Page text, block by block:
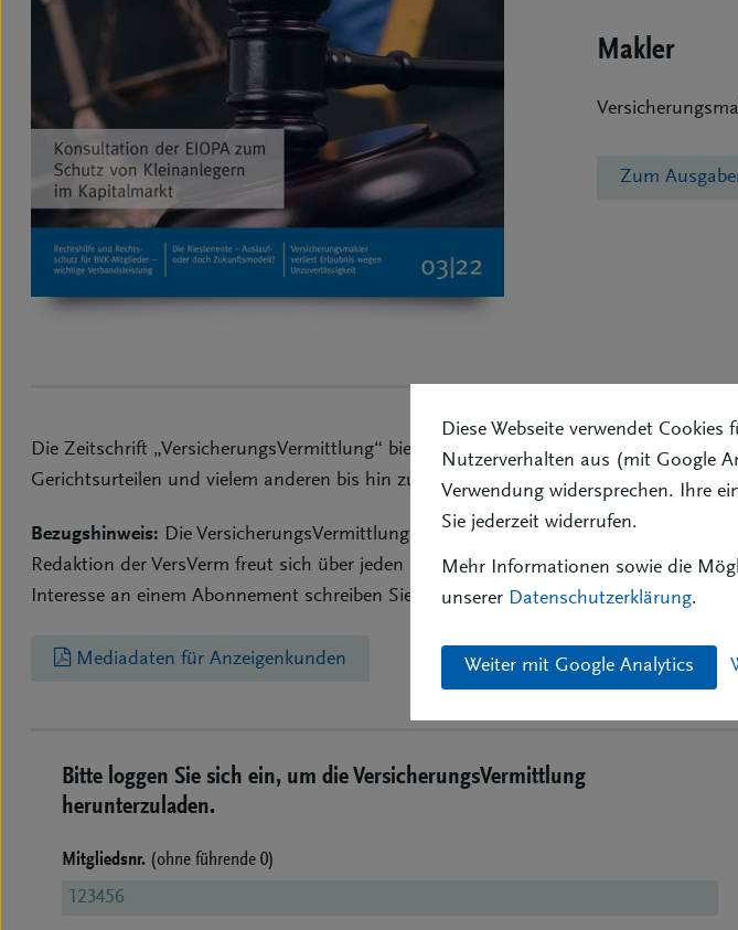
Diese Webseite verwendet
Nutzerverhalten aus (mit Google
Verwendung widersprechen. Ihre
Sie jederzeit widerrufen.
Mehr Informationen sowie die
unserer Datenschutzerklärung.
Weiter mit Google Analytics
Makler
Zum
Die Zeitschrift „VersicherungsVermittlung“ bietet kompakte Berichte, Analysen und
Gerichtsurteilen und vielem anderen bis hin zu Nachrichten aus den
Bezugshinweis: Die VersicherungsVermittlung kann auch von Nicht-Mitgliedern im
Redaktion der VersVerm freut sich über jeden neuen Abonnenten. Bitte beachten
Interesse an einem Abonnement schreiben Sie uns bitte eine Mail an
Mediadaten für Anzeigenkunden
Bitte loggen Sie sich ein, um die VersicherungsVermittlung
herunterzuladen.
Mitgliedsnr. (ohne führende 0)